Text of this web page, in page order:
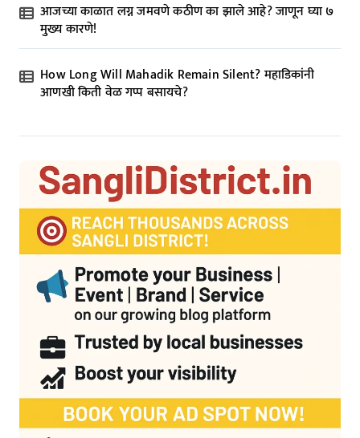
आजच्या काळात लग्न जमवणे कठीण का झाले आहे? जाणून घ्या ७
मुख्य कारणे!
How Long Will Mahadik Remain Silent? महाडिकांनी
आणखी किती वेळ गप्प बसायचे?